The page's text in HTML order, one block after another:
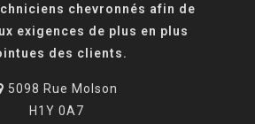
chevronnés afin de
exigences de plus en plus
des clients.
5098 Rue Molson
H1Y 0A7